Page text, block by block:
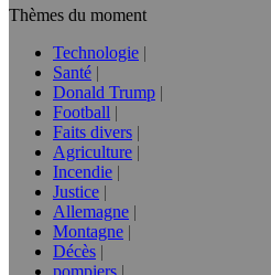
Thèmes du moment
Technologie
Santé
Donald Trump
Football
Faits divers
Agriculture
Incendie
Justice
Allemagne
Montagne
Décès
pompiers